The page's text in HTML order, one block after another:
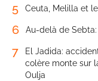
5 Ceuta, Melilla et
6 Au-delà de Sebta:
7
El Jadida:
colère monte sur
Oulja